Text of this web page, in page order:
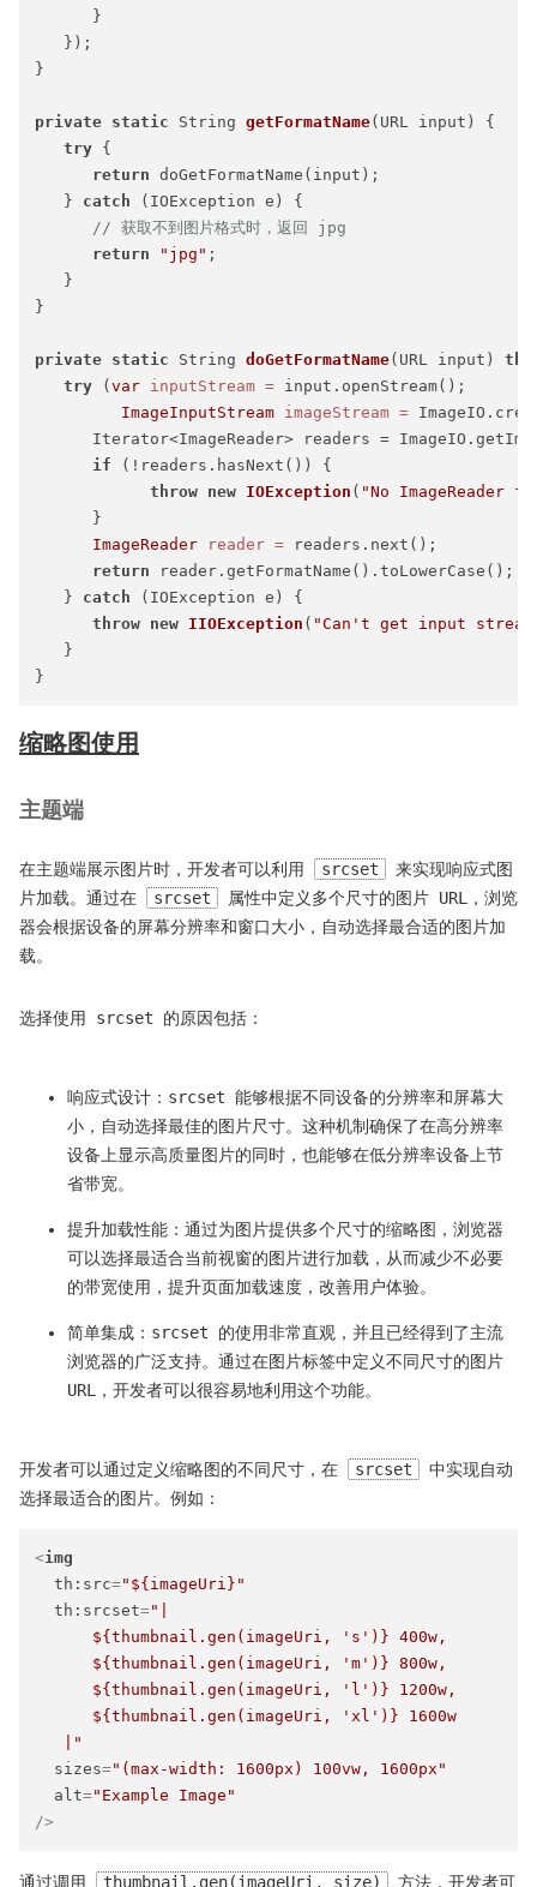
      }
   });
}
private static String getFormatName(URL input)
{
try {
return doGetFormatName(input);
   }
catch (IOException e) {
// 获取不到图片格式时，返回 jpg
return
"jpg" ;
   }
}
private static String doGetFormatName(URL input)
try (var inputStream = input.openStream();
ImageInputStream imageStream =
Iterator<ImageReader> readers =
if (!readers.hasNext()) {
throw new IOException ( "No ImageReader
      }
ImageReader
reader = readers.next();
return reader.getFormatName().toLowerCase();
   }
catch (IOException e) {
throw new IIOException ( "Can't get input stream
   }
缩略图使用
主题端
在主题端展示图片时，开发者可以利用 srcset
来实现响应式图
片加载。通过在
srcset
属性中定义多个尺寸的图片 URL，浏览
器会根据设备的屏幕分辨率和窗口大小，自动选择最合适的图片加
载。
选择使用 srcset 的原因包括：
响应式设计：srcset 能够根据不同设备的分辨率和屏幕大
小，自动选择最佳的图片尺寸。这种机制确保了在高分辨率
设备上显示高质量图片的同时，也能够在低分辨率设备上节
省带宽。
提升加载性能：通过为图片提供多个尺寸的缩略图，浏览器
可以选择最适合当前视窗的图片进行加载，从而减少不必要
的带宽使用，提升页面加载速度，改善用户体验。
简单集成：srcset 的使用非常直观，并且已经得到了主流
浏览器的广泛支持。通过在图片标签中定义不同尺寸的图片
URL，开发者可以很容易地利用这个功能。
开发者可以通过定义缩略图的不同尺寸，在 srcset
中实现自动
选择最适合的图片。例如：
<img
th:src="${imageUri}"
th:srcset="|
      ${thumbnail.gen(imageUri, 's')} 400w,
      ${thumbnail.gen(imageUri, 'm')} 800w,
      ${thumbnail.gen(imageUri, 'l')} 1200w,
      ${thumbnail.gen(imageUri, 'xl')} 1600w
   |"
sizes="(max-width: 1600px) 100vw, 1600px"
alt="Example Image"
/>
通过调用 thumbnail.gen(imageUri, size)
方法，开发者可